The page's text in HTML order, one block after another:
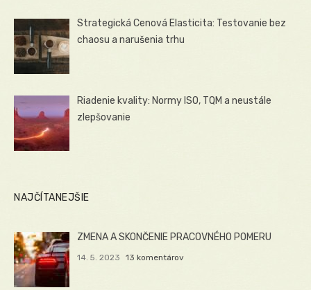
Strategická Cenová Elasticita: Testovanie bez
chaosu a narušenia trhu
Riadenie kvality: Normy ISO, TQM a neustále
zlepšovanie
NAJČÍTANEJŠIE
ZMENA A SKONČENIE PRACOVNÉHO POMERU
14. 5. 2023 13 komentárov